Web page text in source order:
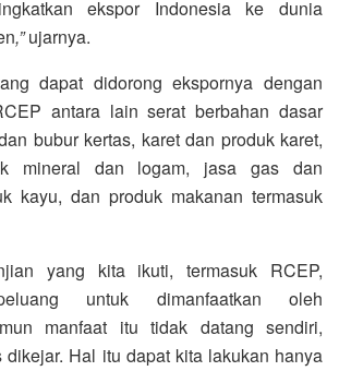
ekspor Indonesia ke dunia
,”ujarnya.
dapat didorong ekspornya dengan
antara lain serat berbahan dasar
bubur kertas, karet dan produk karet,
mineral dan logam, jasa gas dan
kayu, dan produk makanan termasuk
yang kita ikuti, termasuk RCEP,
untuk dimanfaatkan oleh
manfaat itu tidak datang sendiri,
dikejar. Hal itu dapat kita lakukan hanya